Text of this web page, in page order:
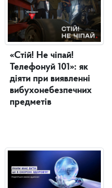
«Стій! Не чіпай!
Телефонуй 101»: як
діяти при виявленні
вибухонебезпечних
предметів